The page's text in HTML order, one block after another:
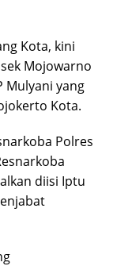
Kota, kini
Mojowarno
Mulyani yang
Kota.
Polres
diisi Iptu